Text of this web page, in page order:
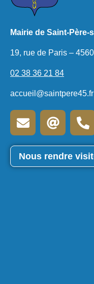
Mairie de Saint-Père-
19, rue de Paris –
02 38 36 21 84
accueil@saintpere45.fr
Nous rendre